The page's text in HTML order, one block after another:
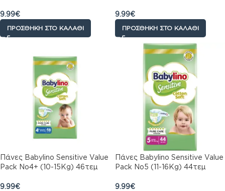
Δέρμα
9.99€
ΠΡΟΣΘΉΚΗ ΣΤΟ ΚΑΛΆΘΙ
Δέρμα
9.99€
ΠΡΟΣΘΉΚΗ ΣΤΟ ΚΑΛΆΘΙ
Πάνες Babylino Sensitive Value
Pack No4+ (10-15Kg) 46τεμ
9.99€
Πάνες Babylino Sensitive Value
Pack No5 (11-16Kg) 44τεμ
9.99€